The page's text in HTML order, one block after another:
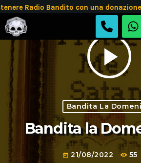
Radio Bandito con una
play_arrow
Bandita La
Bandita la
today 21/08/2022 55